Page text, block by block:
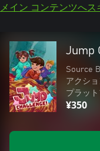
メイン コンテンツへス
Jump
Source
アクシ
プラッ
¥350